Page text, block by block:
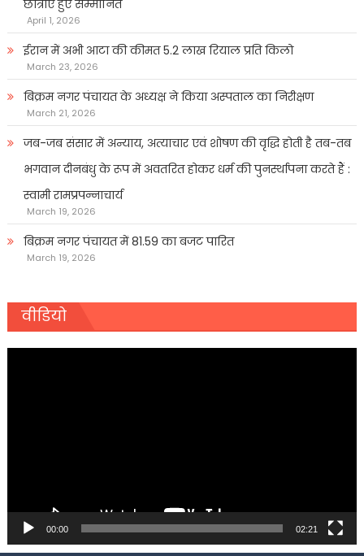
छात्राएं हुए सम्मानित
April 1, 2026
ईरान में अभी आटा की कीमत 5.2 लाख रियाल प्रति किलो
March 23, 2026
बिक्रम नगर पंचायत के अध्यक्ष ने किया अस्पताल का निरीक्षण
March 21, 2026
जब-जब संसार में अन्याय, अत्याचार एवं शोषण की वृद्धि होती है तब-तब
भगवान दीनबंधु के रूप में अवतरित होकर धर्म की पुनर्स्थापना करते हैं :
स्वामी रामप्रपन्नाचार्य
March 19, 2026
बिक्रम नगर पंचायत में 81.59 का बजट पारित
March 19, 2026
वीडियो
00:00 02:21